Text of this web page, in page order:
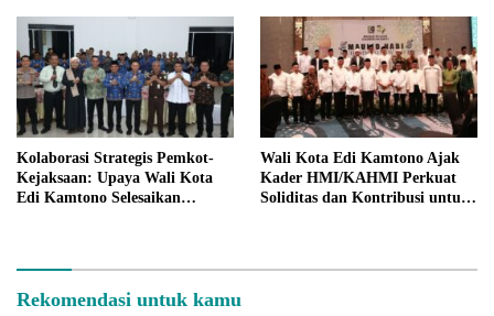
Kolaborasi Strategis Pemkot-
Kejaksaan: Upaya Wali Kota
Edi Kamtono Selesaikan
Wali Kota Edi Kamtono Ajak
Kader HMI/KAHMI Perkuat
Soliditas dan Kontribusi untuk
Rekomendasi untuk kamu